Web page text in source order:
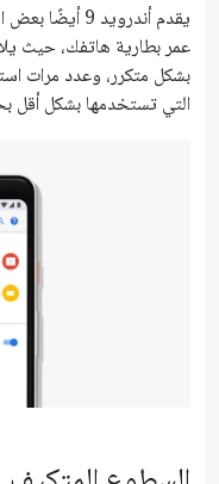
يقدم أندرويد
عمر بطارية هاتفك، حيث
بشكل متكرر، وعدد مرات
التي تستخدمها بشكل أقل